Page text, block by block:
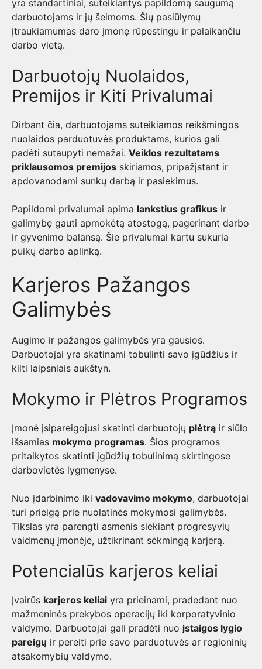
yra standartiniai, suteikiantys papildomą saugumą
darbuotojams ir jų šeimoms. Šių pasiūlymų
įtraukiamumas daro įmonę rūpestingu ir palaikančiu
darbo vietą.
Darbuotojų Nuolaidos,
Premijos ir Kiti Privalumai
Dirbant čia, darbuotojams suteikiamos reikšmingos
nuolaidos parduotuvės produktams, kurios gali
padėti sutaupyti nemažai. Veiklos rezultatams
priklausomos premijos skiriamos, pripažįstant ir
apdovanodami sunkų darbą ir pasiekimus.
Papildomi privalumai apima lankstius grafikus ir
galimybę gauti apmokėtą atostogą, pagerinant darbo
ir gyvenimo balansą. Šie privalumai kartu sukuria
puikų darbo aplinką.
Karjeros Pažangos
Galimybės
Augimo ir pažangos galimybės yra gausios.
Darbuotojai yra skatinami tobulinti savo įgūdžius ir
kilti laipsniais aukštyn.
Mokymo ir Plėtros Programos
Įmonė įsipareigojusi skatinti darbuotojų plėtrą ir siūlo
išsamias mokymo programas. Šios programos
pritaikytos skatinti įgūdžių tobulinimą skirtingose
darbovietės lygmenyse.
Nuo įdarbinimo iki vadovavimo mokymo, darbuotojai
turi prieigą prie nuolatinės mokymosi galimybės.
Tikslas yra parengti asmenis siekiant progresyvių
vaidmenų įmonėje, užtikrinant sėkmingą karjerą.
Potencialūs karjeros keliai
Įvairūs karjeros keliai yra prieinami, pradedant nuo
mažmeninės prekybos operacijų iki korporatyvinio
valdymo. Darbuotojai gali pradėti nuo įstaigos lygio
pareigų ir pereiti prie savo parduotuvės ar regioninių
atsakomybių valdymo.